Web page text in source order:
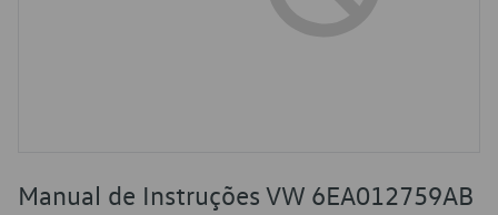
Manual de Instruções VW 6EA012759AB